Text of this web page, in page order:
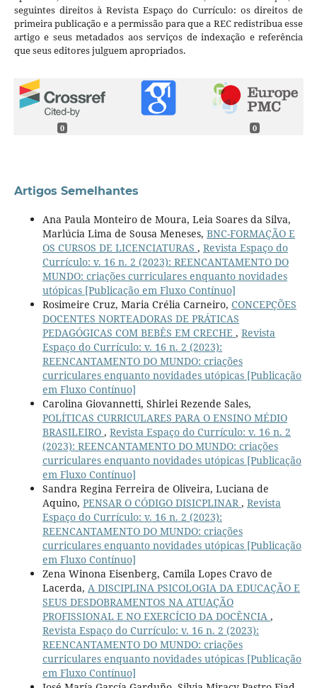
seguintes direitos à Revista Espaço do Currículo: os direitos de
primeira publicação e a permissão para que a REC redistribua esse
artigo e seus metadados aos serviços de indexação e referência
que seus editores julguem apropriados.
0 0
Artigos Semelhantes
Ana Paula Monteiro de Moura, Leia Soares da Silva,
Marlúcia Lima de Sousa Meneses, BNC-FORMAÇÃO E
OS CURSOS DE LICENCIATURAS , Revista Espaço do
Currículo: v. 16 n. 2 (2023): REENCANTAMENTO DO
MUNDO: criações curriculares enquanto novidades
utópicas [Publicação em Fluxo Contínuo]
Rosimeire Cruz, Maria Crélia Carneiro, CONCEPÇÕES
DOCENTES NORTEADORAS DE PRÁTICAS
PEDAGÓGICAS COM BEBÊS EM CRECHE , Revista
Espaço do Currículo: v. 16 n. 2 (2023):
REENCANTAMENTO DO MUNDO: criações
curriculares enquanto novidades utópicas [Publicação
em Fluxo Contínuo]
Carolina Giovannetti, Shirlei Rezende Sales,
POLÍTICAS CURRICULARES PARA O ENSINO MÉDIO
BRASILEIRO , Revista Espaço do Currículo: v. 16 n. 2
(2023): REENCANTAMENTO DO MUNDO: criações
curriculares enquanto novidades utópicas [Publicação
em Fluxo Contínuo]
Sandra Regina Ferreira de Oliveira, Luciana de
Aquino, PENSAR O CÓDIGO DISICPLINAR , Revista
Espaço do Currículo: v. 16 n. 2 (2023):
REENCANTAMENTO DO MUNDO: criações
curriculares enquanto novidades utópicas [Publicação
em Fluxo Contínuo]
Zena Winona Eisenberg, Camila Lopes Cravo de
Lacerda, A DISCIPLINA PSICOLOGIA DA EDUCAÇÃO E
SEUS DESDOBRAMENTOS NA ATUAÇÃO
PROFISSIONAL E NO EXERCÍCIO DA DOCÊNCIA ,
Revista Espaço do Currículo: v. 16 n. 2 (2023):
REENCANTAMENTO DO MUNDO: criações
curriculares enquanto novidades utópicas [Publicação
em Fluxo Contínuo]